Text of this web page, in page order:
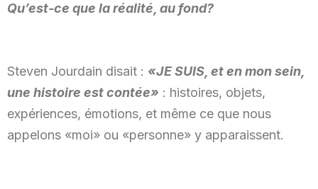
Qu’est-ce que la réalité, au fond?
Steven Jourdain disait : «JE SUIS, et en mon sein,
une histoire est contée» : histoires, objets,
expériences, émotions, et même ce que nous
appelons «moi» ou «personne» y apparaissent.